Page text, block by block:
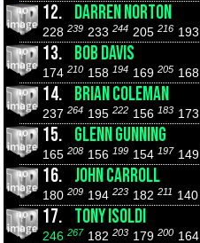
12. DARREN NORTON
228 239 233 244 205 216 193
13. BOB DAVIS
174 210 158 194 169 205 168
14. BRIAN COLEMAN
237 264 195 222 156 183 173
15. GLENN GUNNING
165 208 156 199 154 197 149
16. JOHN CARROLL
180 209 194 223 182 211 140
17. TONY ISOLDI
246 267 182 203 179 200 164